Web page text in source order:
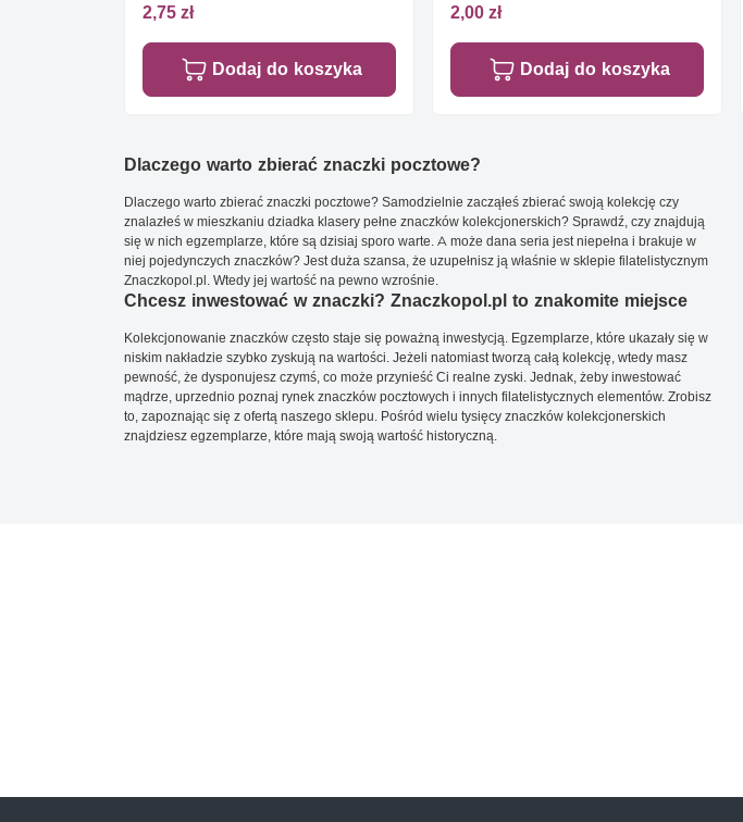
2,75 zł
Dodaj do koszyka
2,00 zł
Dodaj do koszyka
Dlaczego warto zbierać znaczki pocztowe?
Dlaczego warto zbierać znaczki pocztowe? Samodzielnie zacząłeś zbierać swoją kolekcję czy
znalazłeś w mieszkaniu dziadka klasery pełne znaczków kolekcjonerskich? Sprawdź, czy znajdują
się w nich egzemplarze, które są dzisiaj sporo warte. A może dana seria jest niepełna i brakuje w
niej pojedynczych znaczków? Jest duża szansa, że uzupełnisz ją właśnie w sklepie filatelistycznym
Znaczkopol.pl. Wtedy jej wartość na pewno wzrośnie.
Chcesz inwestować w znaczki? Znaczkopol.pl to znakomite miejsce
Kolekcjonowanie znaczków często staje się poważną inwestycją. Egzemplarze, które ukazały się w
niskim nakładzie szybko zyskują na wartości. Jeżeli natomiast tworzą całą kolekcję, wtedy masz
pewność, że dysponujesz czymś, co może przynieść Ci realne zyski. Jednak, żeby inwestować
mądrze, uprzednio poznaj rynek znaczków pocztowych i innych filatelistycznych elementów. Zrobisz
to, zapoznając się z ofertą naszego sklepu. Pośród wielu tysięcy znaczków kolekcjonerskich
znajdziesz egzemplarze, które mają swoją wartość historyczną.